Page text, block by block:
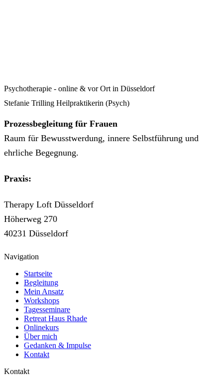
Psychotherapie - online & vor Ort in Düsseldorf
Stefanie Trilling Heilpraktikerin (Psych)
Prozessbegleitung für Frauen
Raum für Bewusstwerdung, innere Selbstführung und
ehrliche Begegnung.
Praxis:
Therapy Loft Düsseldorf
Höherweg 270
40231 Düsseldorf
Navigation
Startseite
Begleitung
Mein Ansatz
Workshops
Tagesseminare
Retreat Haus Rhade
Onlinekurs
Über mich
Gedanken & Impulse
Kontakt
Kontakt